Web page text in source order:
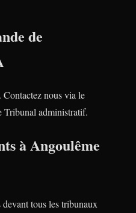
de
Contactez nous via le
Tribunal administratif.
à Angoulême
tous les tribunaux